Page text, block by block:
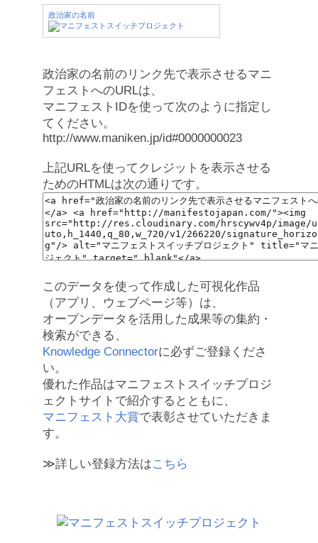
政治家の名前
政治家の名前のリンク先で表示させるマニ
フェストへのURLは、
マニフェストIDを使って次のように指定し
てください。
http://www.maniken.jp/id#0000000023
上記URLを使ってクレジットを表示させる
ためのHTMLは次の通りです。
このデータを使って作成した可視化作品
（アプリ、ウェブページ等）は、
オープンデータを活用した成果等の集約・
検索ができる、
Knowledge Connectorに必ずご登録くださ
い。
優れた作品はマニフェストスイッチプロジ
ェクトサイトで紹介するとともに、
マニフェスト大賞で表彰させていただきま
す。
≫詳しい登録方法はこちら